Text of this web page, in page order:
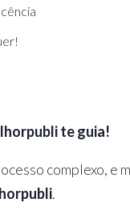
te guia!
complexo, e
.